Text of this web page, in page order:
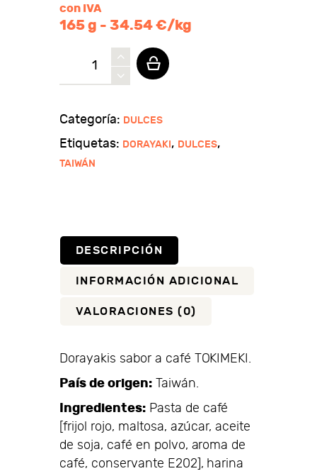
con IVA
165 g - 34.54 €/kg
Dorayakis
café
TOKIMEKI
cantidad
Categoría: DULCES
Etiquetas: DORAYAKI, DULCES,
TAIWÁN
DESCRIPCIÓN
INFORMACIÓN ADICIONAL
VALORACIONES (0)
Dorayakis sabor a café TOKIMEKI.
País de origen:Taiwán.
Ingredientes:Pasta de café
[frijol rojo, maltosa, azúcar, aceite
de soja, café en polvo, aroma de
café, conservante E202], harina